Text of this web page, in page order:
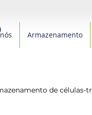
Armazenamento
de células-